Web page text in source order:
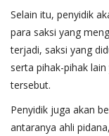
Selain itu, penyidik
para saksi yang
terjadi, saksi yang
serta pihak-pihak
tersebut.
Penyidik juga akan
antaranya ahli